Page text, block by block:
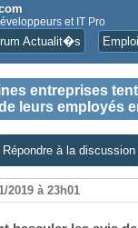
et IT Pro
Actualit�s Emploi
entreprises
leurs employés
Répondre à la discussion
2019 à 23h01